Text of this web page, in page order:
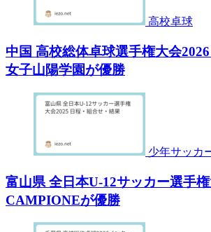
高校卓球
中国 高校総体卓球選手権大会
女子山陽学園が優勝
少年サッカ
富山県 全日本U-12サッカー選手
CAMPIONEが優勝